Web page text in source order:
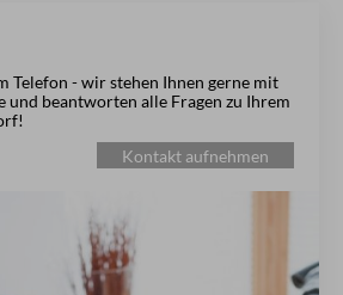
Telefon - wir stehen Ihnen gerne mit
und beantworten alle Fragen zu Ihrem
Kontakt aufnehmen